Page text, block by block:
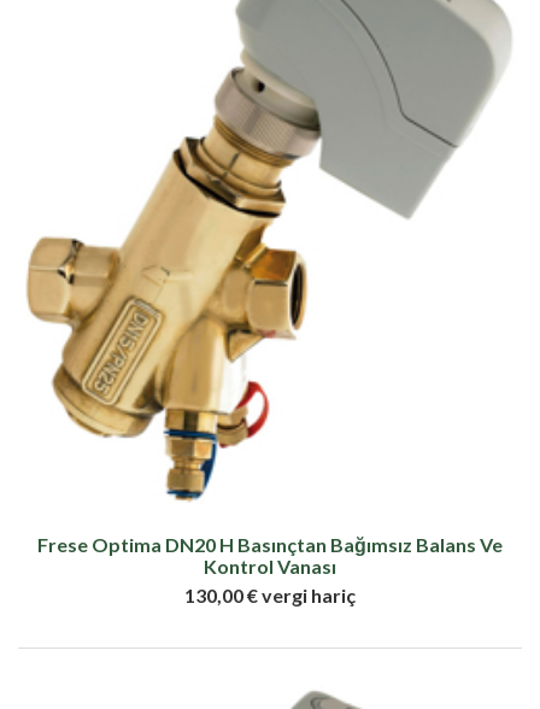
Frese Optima DN20 H Basınçtan Bağımsız Balans Ve
Kontrol Vanası
130,00 € vergi hariç